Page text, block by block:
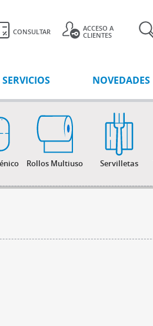
CONSULTAR
ACCESO A
CLIENTES
SERVICIOS NOVEDADES
Rollos Multiuso Servilletas